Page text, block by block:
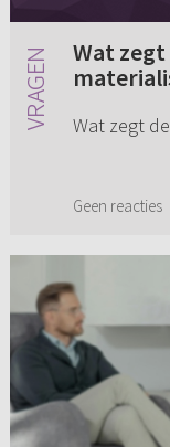
Wat zegt
Wat zegt
Geen reacties